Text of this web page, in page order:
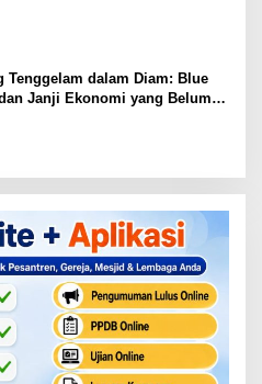
Tenggelam dalam Diam: Blue
Janji Ekonomi yang Belum